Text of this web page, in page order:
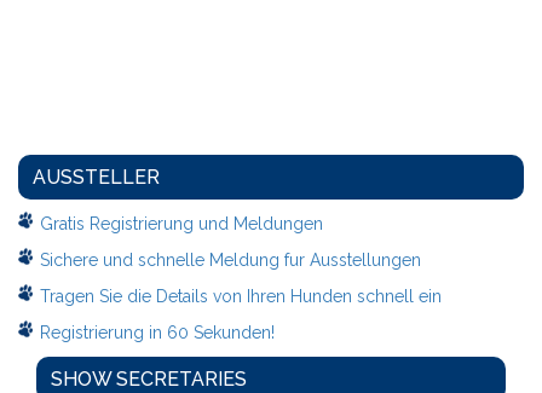
AUSSTELLER
Gratis Registrierung und Meldungen
Sichere und schnelle Meldung fur Ausstellungen
Tragen Sie die Details von Ihren Hunden schnell ein
Registrierung in 60 Sekunden!
SHOW SECRETARIES